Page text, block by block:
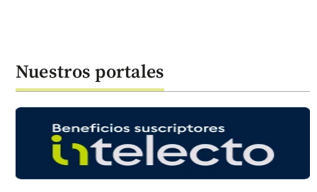
Nuestros portales